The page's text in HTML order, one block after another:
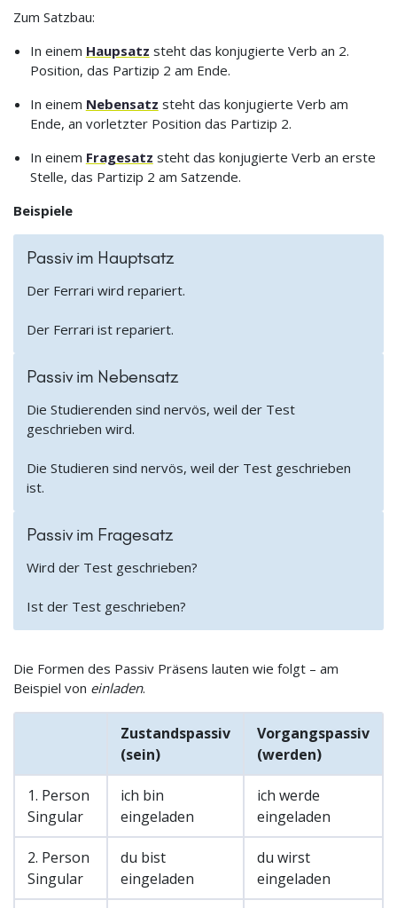
Zum Satzbau:
In einem Haupsatz steht das konjugierte Verb an 2.
Position, das Partizip 2 am Ende.
In einem Nebensatz steht das konjugierte Verb am
Ende, an vorletzter Position das Partizip 2.
In einem Fragesatz steht das konjugierte Verb an erste
Stelle, das Partizip 2 am Satzende.
Beispiele
Passiv im Hauptsatz
Der Ferrari wird repariert.
Der Ferrari ist repariert.
Passiv im Nebensatz
Die Studierenden sind nervös, weil der Test
geschrieben wird.
Die Studieren sind nervös, weil der Test geschrieben
ist.
Passiv im Fragesatz
Wird der Test geschrieben?
Ist der Test geschrieben?
Die Formen des Passiv Präsens lauten wie folgt – am
Beispiel von einladen.
Zustandspassiv
(sein)
Vorgangspassiv
(werden)
1. Person
Singular
ich bin
eingeladen
ich werde
eingeladen
2. Person
Singular
du bist
eingeladen
du wirst
eingeladen